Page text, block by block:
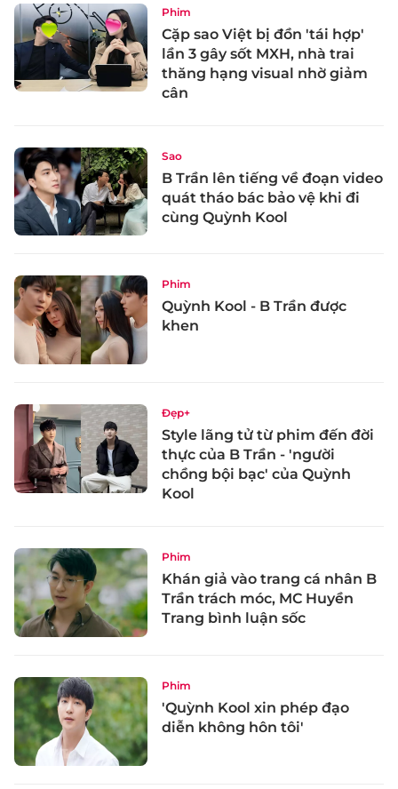
Phim
Cặp sao Việt bị đồn 'tái hợp'
lần 3 gây sốt MXH, nhà trai
thăng hạng visual nhờ giảm
cân
Sao
B Trần lên tiếng về đoạn video
quát tháo bác bảo vệ khi đi
cùng Quỳnh Kool
Phim
Quỳnh Kool - B Trần được
khen
Đẹp+
Style lãng tử từ phim đến đời
thực của B Trần - 'người
chồng bội bạc' của Quỳnh
Kool
Phim
Khán giả vào trang cá nhân B
Trần trách móc, MC Huyền
Trang bình luận sốc
Phim
'Quỳnh Kool xin phép đạo
diễn không hôn tôi'